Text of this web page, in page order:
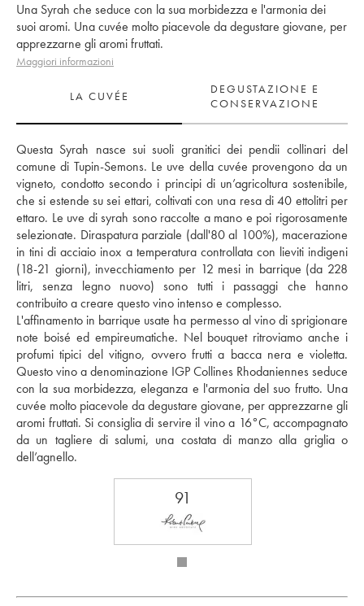
Una Syrah che seduce con la sua morbidezza e l'armonia dei
suoi aromi. Una cuvée molto piacevole da degustare giovane, per
apprezzarne gli aromi fruttati.
Maggiori informazioni
LA CUVÉE
DEGUSTAZIONE E
CONSERVAZIONE
Questa Syrah nasce sui suoli granitici dei pendii collinari del
comune di Tupin-Semons. Le uve della cuvée provengono da un
vigneto, condotto secondo i principi di un’agricoltura sostenibile,
che si estende su sei ettari, coltivati con una resa di 40 ettolitri per
ettaro. Le uve di syrah sono raccolte a mano e poi rigorosamente
selezionate. Diraspatura parziale (dall'80 al 100%), macerazione
in tini di acciaio inox a temperatura controllata con lieviti indigeni
(18-21 giorni), invecchiamento per 12 mesi in barrique (da 228
litri, senza legno nuovo) sono tutti i passaggi che hanno
contribuito a creare questo vino intenso e complesso.
L'affinamento in barrique usate ha permesso al vino di sprigionare
note boisé ed empireumatiche. Nel bouquet ritroviamo anche i
profumi tipici del vitigno, ovvero frutti a bacca nera e violetta.
Questo vino a denominazione IGP Collines Rhodaniennes seduce
con la sua morbidezza, eleganza e l'armonia del suo frutto. Una
cuvée molto piacevole da degustare giovane, per apprezzarne gli
aromi fruttati. Si consiglia di servire il vino a 16°C, accompagnato
da un tagliere di salumi, una costata di manzo alla griglia o
dell’agnello.
91